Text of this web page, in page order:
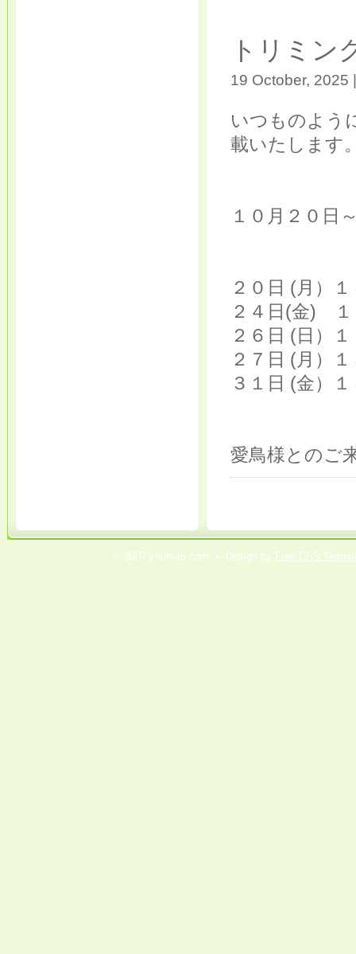
トリミン
19 October,
いつものよう
載いたします
１０月２０日
２０日 (月）
２４日(金) １
２６日 (日）
２７日 (月）
３１日 (金）
愛鳥様とのご
© 2007 yoursite.com • Design by Free CSS